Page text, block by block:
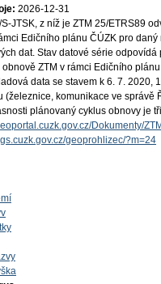
2026-12-31
S-JTSK, z níž je ZTM 25/ETRS89
Edičního plánu ČÚZK pro
dat. Stav datové série
ZTM v rámci Edičního
data se stavem k 6. 7. 2020,
komunikace ve správě
plánovaný cyklus obnovy je
Dokumenty/
geoprohlizec/?m=24